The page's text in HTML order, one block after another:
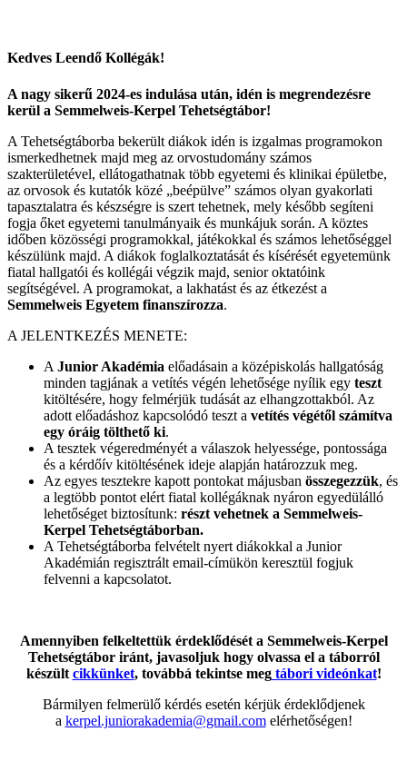
Kedves Leendő Kollégák!
A nagy sikerű 2024-es indulása után, idén is megrendezésre
kerül a Semmelweis-Kerpel Tehetségtábor!
A Tehetségtáborba bekerült diákok idén is izgalmas programokon
ismerkedhetnek majd meg az orvostudomány számos
szakterületével, ellátogathatnak több egyetemi és klinikai épületbe,
az orvosok és kutatók közé „beépülve” számos olyan gyakorlati
tapasztalatra és készségre is szert tehetnek, mely később segíteni
fogja őket egyetemi tanulmányaik és munkájuk során. A köztes
időben közösségi programokkal, játékokkal és számos lehetőséggel
készülünk majd. A diákok foglalkoztatását és kísérését egyetemünk
fiatal hallgatói és kollégái végzik majd, senior oktatóink
segítségével. A programokat, a lakhatást és az étkezést a
Semmelweis Egyetem finanszírozza.
A JELENTKEZÉS MENETE:
A Junior Akadémia előadásain a középiskolás hallgatóság
minden tagjának a vetítés végén lehetősége nyílik egy teszt
kitöltésére, hogy felmérjük tudását az elhangzottakból. Az
adott előadáshoz kapcsolódó teszt a vetítés végétől számítva
egy óráig tölthető ki.
A tesztek végeredményét a válaszok helyessége, pontossága
és a kérdőív kitöltésének ideje alapján határozzuk meg.
Az egyes tesztekre kapott pontokat májusban összegezzük, és
a legtöbb pontot elért fiatal kollégáknak nyáron egyedülálló
lehetőséget biztosítunk: részt vehetnek a Semmelweis-
Kerpel Tehetségtáborban.
A Tehetségtáborba felvételt nyert diákokkal a Junior
Akadémián regisztrált email-címükön keresztül fogjuk
felvenni a kapcsolatot.
Amennyiben felkeltettük érdeklődését a Semmelweis-Kerpel
Tehetségtábor iránt, javasoljuk hogy olvassa el a táborról
készült cikkünket, továbbá tekintse megtábori videónkat!
Bármilyen felmerülő kérdés esetén kérjük érdeklődjenek
a kerpel.juniorakademia@gmail.comelérhetőségen!